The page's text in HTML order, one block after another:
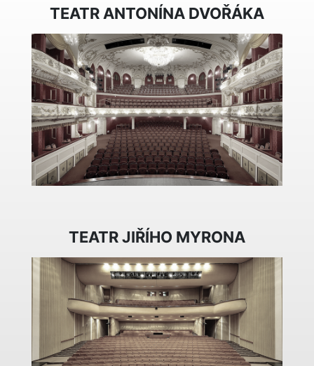
TEATR ANTONÍNA DVOŘÁKA
TEATR JIŘÍHO MYRONA